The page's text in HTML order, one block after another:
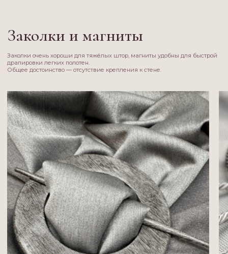
Шторная лента
коэффициентом сборки.
Наш выбор — прозрачная тесьма немецкого производства, как гарантия
качества.